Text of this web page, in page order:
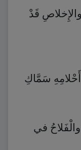
قَدْ
سَمَّاكِ
في